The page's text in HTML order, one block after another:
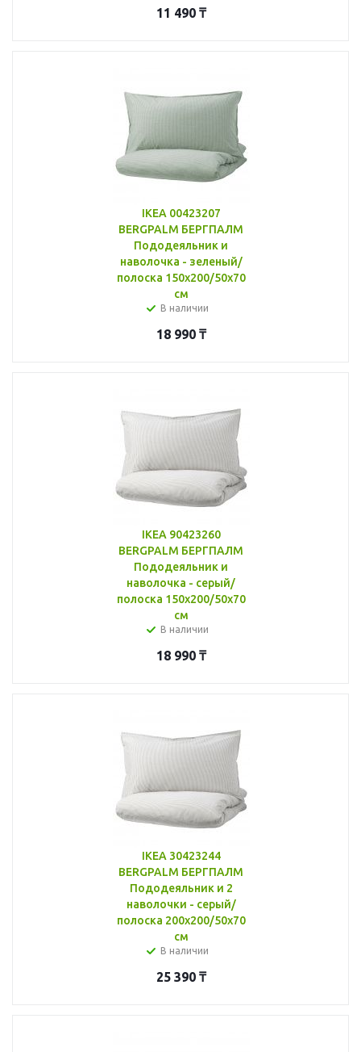
11 490₸
IKEA 00423207
BERGPALM БЕРГПАЛМ
Пододеяльник и
наволочка - зеленый/
полоска 150x200/50x70
см
В наличии
18 990₸
IKEA 90423260
BERGPALM БЕРГПАЛМ
Пододеяльник и
наволочка - серый/
полоска 150x200/50x70
см
В наличии
18 990₸
IKEA 30423244
BERGPALM БЕРГПАЛМ
Пододеяльник и 2
наволочки - серый/
полоска 200x200/50x70
см
В наличии
25 390₸